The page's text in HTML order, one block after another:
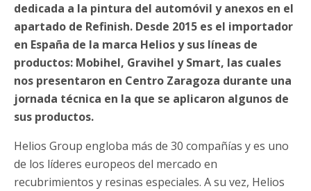
dedicada a la pintura del automóvil y anexos en el
apartado de Refinish. Desde 2015 es el importador
en España de la marca Helios y sus líneas de
productos: Mobihel, Gravihel y Smart, las cuales
nos presentaron en Centro Zaragoza durante una
jornada técnica en la que se aplicaron algunos de
sus productos.
Helios Group engloba más de 30 compañías y es uno
de los líderes europeos del mercado en
recubrimientos y resinas especiales. A su vez, Helios